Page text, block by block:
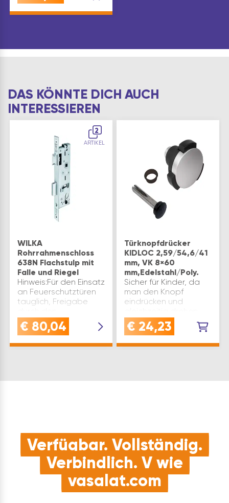
DAS KÖNNTE DICH AUCH
INTERESSIEREN
2
ARTIKEL
WILKA
Rohrrahmenschloss
638N Flachstulp mit
Falle und Riegel
Hinweis:Für den Einsatz
an Feuerschutztüren
tauglich, Freigabe
Türblatthersteller
erforderlich. Nuss(mm):
€ 80,04
Türknopfdrücker
KIDLOC 2,59/54,6/41
mm, VK 8×60
mm,Edelstahl/Poly.
Sicher für Kinder, da
man den Knopf
eindrücken und
muss. für
Schwimmbäder,
€ 24,23
Verfügbar. Vollständig.
Verbindlich. V wie
vasalat.com